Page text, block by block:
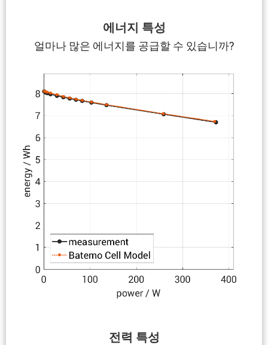
에너지 특성
얼마나 많은 에너지를 공급할 수 있습니까?
전력 특성